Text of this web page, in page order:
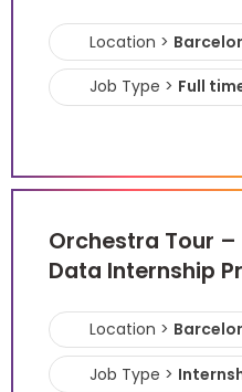
Location >
Job Type > Full
Orchestra Tour –
Data Internship
Location >
Job Type >